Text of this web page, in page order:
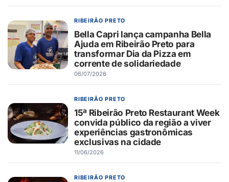
RIBEIRÃO PRETO
Bella Capri lança campanha Bella
Ajuda em Ribeirão Preto para
transformar Dia da Pizza em
corrente de solidariedade
06/07/2026
RIBEIRÃO PRETO
15ª Ribeirão Preto Restaurant Week
convida público da região a viver
experiências gastronômicas
exclusivas na cidade
11/06/2026
RIBEIRÃO PRETO